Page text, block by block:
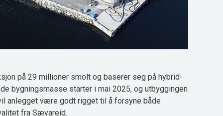
på 29 millioner smolt og baserer seg på hybrid-
bygningsmasse starter i mai 2025, og utbyggingen
anlegget være godt rigget til å forsyne både
fra Sævareid.